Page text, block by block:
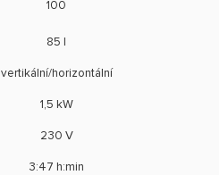
100
85 l
vertikální/horizontální
1,5 kW
230 V
3:47 h:min